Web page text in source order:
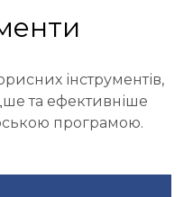
інструментів,
та ефективніше
програмою.